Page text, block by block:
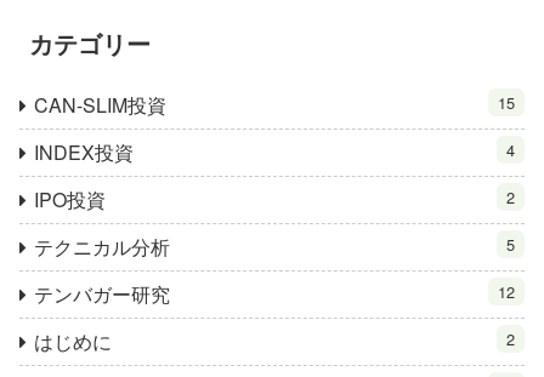
カテゴリー
CAN-SLIM投資 15
INDEX投資 4
IPO投資 2
テクニカル分析 5
テンバガー研究 12
はじめに 2